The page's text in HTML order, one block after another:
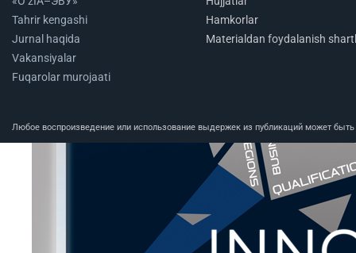
Tahrir kengashi
Jurnal haqida
Vakansiyalar
Fuqarolar murojaati
Hamkorlar
Materialdan foydalanish
Любое воспроизведение или использование выдержек из публикаций может